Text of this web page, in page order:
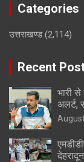
Categories
उत्तराखण्ड(2,114)
Recent
भारी
अलर्ट,